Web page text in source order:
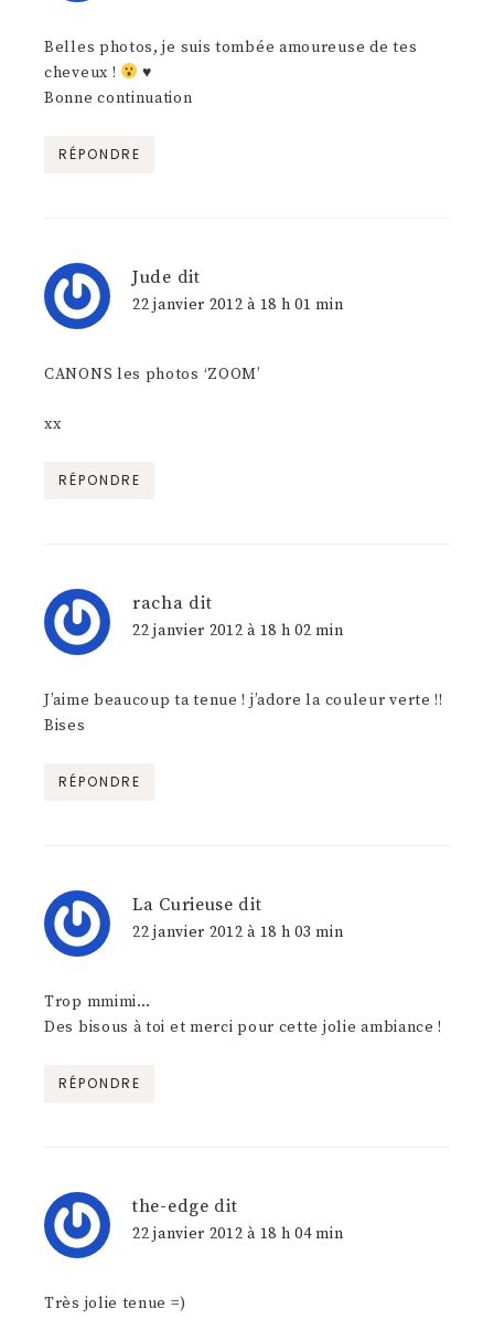
Belles photos, je suis tombée amoureuse de tes
cheveux !
♥
Bonne continuation
RÉPONDRE
Jude dit
22 janvier 2012 à 18 h 01 min
CANONS les photos ‘ZOOM’
xx
RÉPONDRE
racha dit
22 janvier 2012 à 18 h 02 min
J’aime beaucoup ta tenue ! j’adore la couleur verte !!
Bises
RÉPONDRE
La Curieuse dit
22 janvier 2012 à 18 h 03 min
Trop mmimi…
Des bisous à toi et merci pour cette jolie ambiance !
RÉPONDRE
the-edge dit
22 janvier 2012 à 18 h 04 min
Très jolie tenue =)